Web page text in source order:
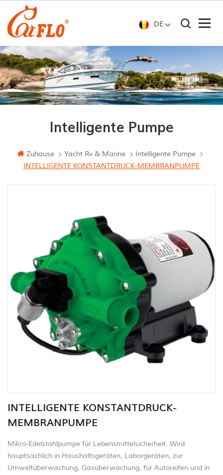
DE
Intelligente Pumpe
Zuhause Yacht Rv & Marine
Intelligente Pumpe
INTELLIGENTE KONSTANTDRUCK-MEMBRANPUMPE
INTELLIGENTE KONSTANTDRUCK-
MEMBRANPUMPE
Mikro-Edelstahlpumpe für Lebensmittelsicherheit. Wird
hauptsächlich in Haushaltsgeräten, Laborgeräten, zur
Umweltüberwachung, Gasüberwachung, für Autoreifen und in